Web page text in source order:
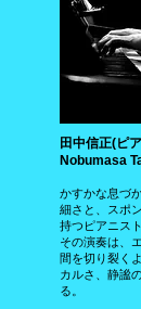
田中信正(ピ
Nobumasa
かすかな息づ
細さと、スポ
持つピアニスト
その演奏は、
間を切り裂く
カルさ、静謐
る。